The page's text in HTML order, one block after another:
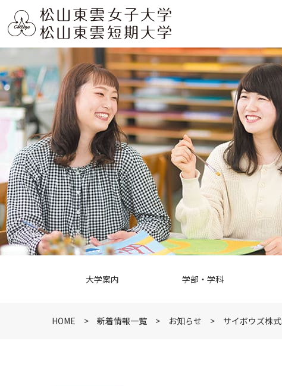
大学案内 学部・学科
HOME 新着情報一覧 お知らせ サイボウズ株